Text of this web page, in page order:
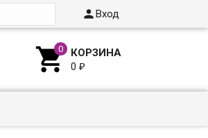
Вход
 КОРЗИНА
0₽